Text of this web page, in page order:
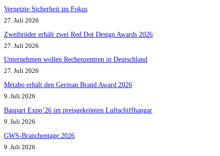
Vernetzte Sicherheit im Fokus
27. Juli 2026
Zweibrüder erhält zwei Red Dot Design Awards 2026
27. Juli 2026
Unternehmen wollen Rechenzentren in Deutschland
27. Juli 2026
Metabo erhält den German Brand Award 2026
9. Juli 2026
Baupart Expo’26 im preisgekrönten Luftschiffhangar
9. Juli 2026
GWS-Branchentage 2026
9. Juli 2026